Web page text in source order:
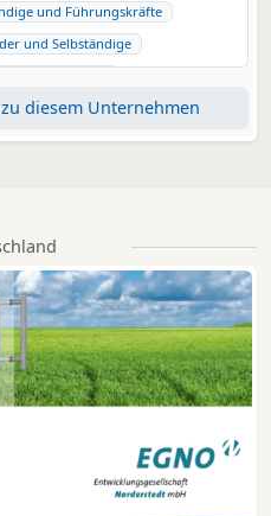
und Führungskräfte
und Selbständige
für Existenzgründer
diesem Unternehmen